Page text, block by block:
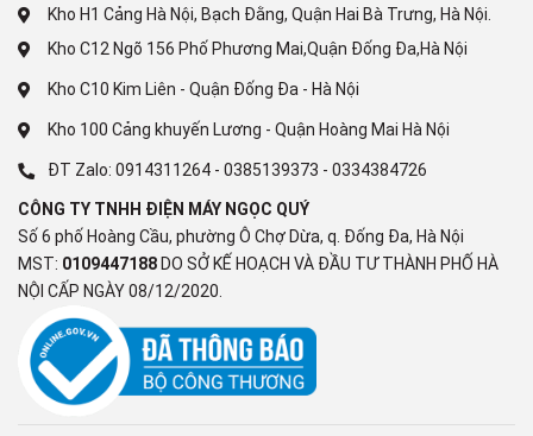
Bộ xử lý:
Bộ xử lý α7 AI Processor 4K
Gen8
Tần số quét thực:
60 Hz
Tiện ích
Điều khiển tivi bằng điện
thoại:
Kho H1 Cảng Hà Nội, Bạch Đằng, Quận Hai Bà Trưng, Hà Nội.
Kho C12 Ngõ 156 Phố Phương Mai,Quận Đống Đa,Hà Nội
Kho C10 Kim Liên - Quận Đống Đa - Hà Nội
Kho 100 Cảng khuyến Lương - Quận Hoàng Mai Hà Nội
ĐT Zalo: 0914311264 - 0385139373 - 0334384726
CÔNG TY TNHH ĐIỆN MÁY NGỌC QUÝ
Số 6 phố Hoàng Cầu, phường Ô Chợ Dừa, q. Đống Đa, Hà Nội
MST: 0109447188 DO SỞ KẾ HOẠCH VÀ ĐẦU TƯ THÀNH PHỐ HÀ
NỘI CẤP NGÀY 08/12/2020.